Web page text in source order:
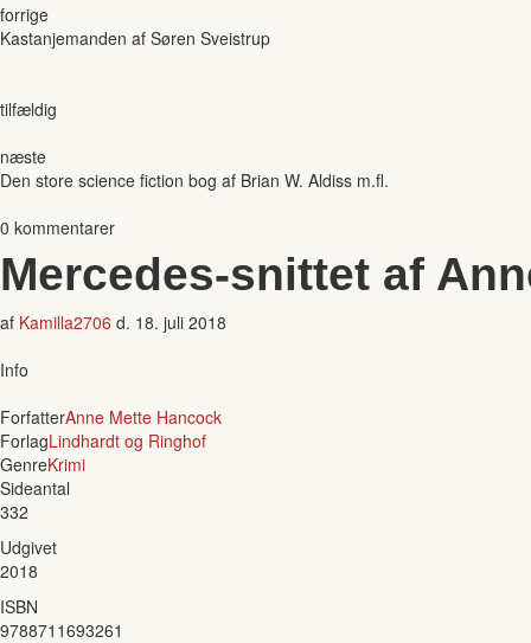
forrige
Kastanjemanden af Søren Sveistrup
tilfældig
næste
Den store science fiction bog af Brian W. Aldiss m.fl.
0 kommentarer
Mercedes-snittet af
af Kamilla2706 d. 18. juli 2018
Info
ForfatterAnne Mette Hancock
ForlagLindhardt og Ringhof
GenreKrimi
Sideantal
332
Udgivet
2018
ISBN
9788711693261